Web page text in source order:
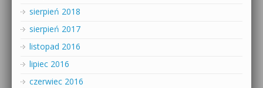
sierpień 2018
sierpień 2017
listopad 2016
lipiec 2016
czerwiec 2016